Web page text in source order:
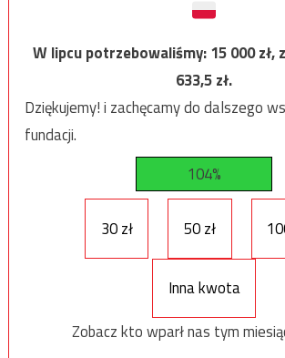
W lipcu potrzebowaliśmy:15 000zł,
633,5zł.
Dziękujemy! i zachęcamy do dalszego
fundacji.
104%
30 zł 50 zł
Inna kwota
Zobacz kto wparł nas tym